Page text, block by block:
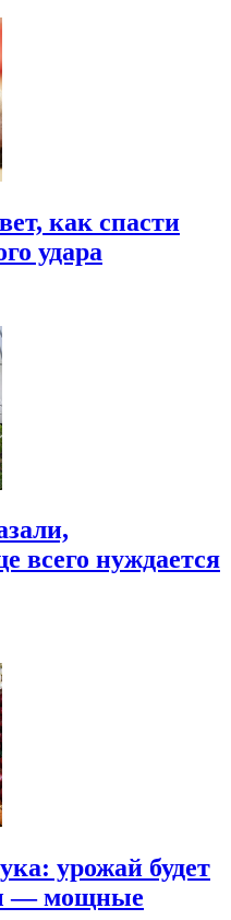
как спасти
удара
всего нуждается
урожай будет
— мощные